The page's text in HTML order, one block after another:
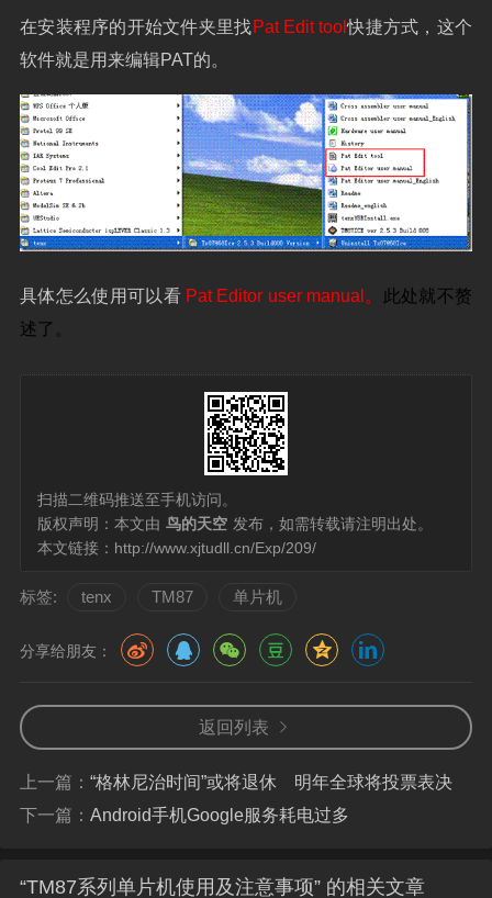
在安装程序的开始文件夹里找Pat Edit tool快捷方式，这个
软件就是用来编辑PAT的。
具体怎么使用可以看 Pat Editor user manual 。 此处就不赘
述了。
扫描二维码推送至手机访问。
版权声明：本文由 鸟的天空 发布，如需转载请注明出处。
本文链接： http://www.xjtudll.cn/Exp/209/
标签: tenx TM87 单片机
分享给朋友：
返回列表
上一篇： “格林尼治时间”或将退休 明年全球将投票表决
下一篇： Android手机Google服务耗电过多
“TM87系列单片机使用及注意事项” 的相关文章